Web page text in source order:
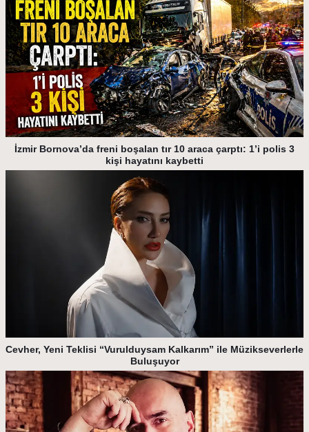
İzmir Bornova’da freni boşalan tır 10 araca çarptı: 1’i polis 3
kişi hayatını kaybetti
Cevher, Yeni Teklisi “Vurulduysam Kalkarım” ile Müzikseverlerle
Buluşuyor